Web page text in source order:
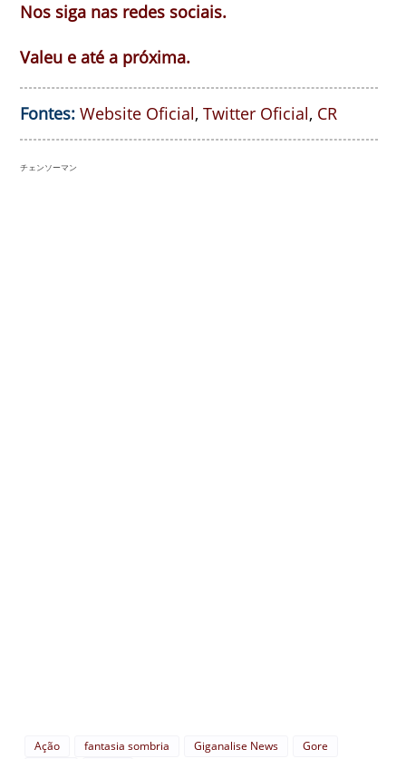
Nos siga nas redes sociais.
Valeu e até a próxima.
Fontes: Website Oficial, Twitter Oficial, CR
チェンソーマン
Ação fantasia sombria Giganalise News
Gore